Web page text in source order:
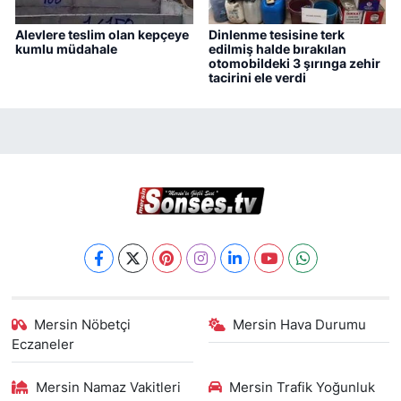
Alevlere teslim olan kepçeye
kumlu müdahale
Dinlenme tesisine terk
edilmiş halde bırakılan
otomobildeki 3 şırınga zehir
tacirini ele verdi
Mersin Nöbetçi
Eczaneler
Mersin Hava Durumu
Mersin Namaz Vakitleri
Mersin Trafik Yoğunluk